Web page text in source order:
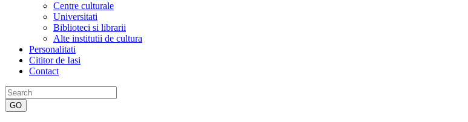
Centre culturale
Universitati
Biblioteci si librarii
Alte institutii de cultura
Personalitati
Cititor de Iasi
Contact